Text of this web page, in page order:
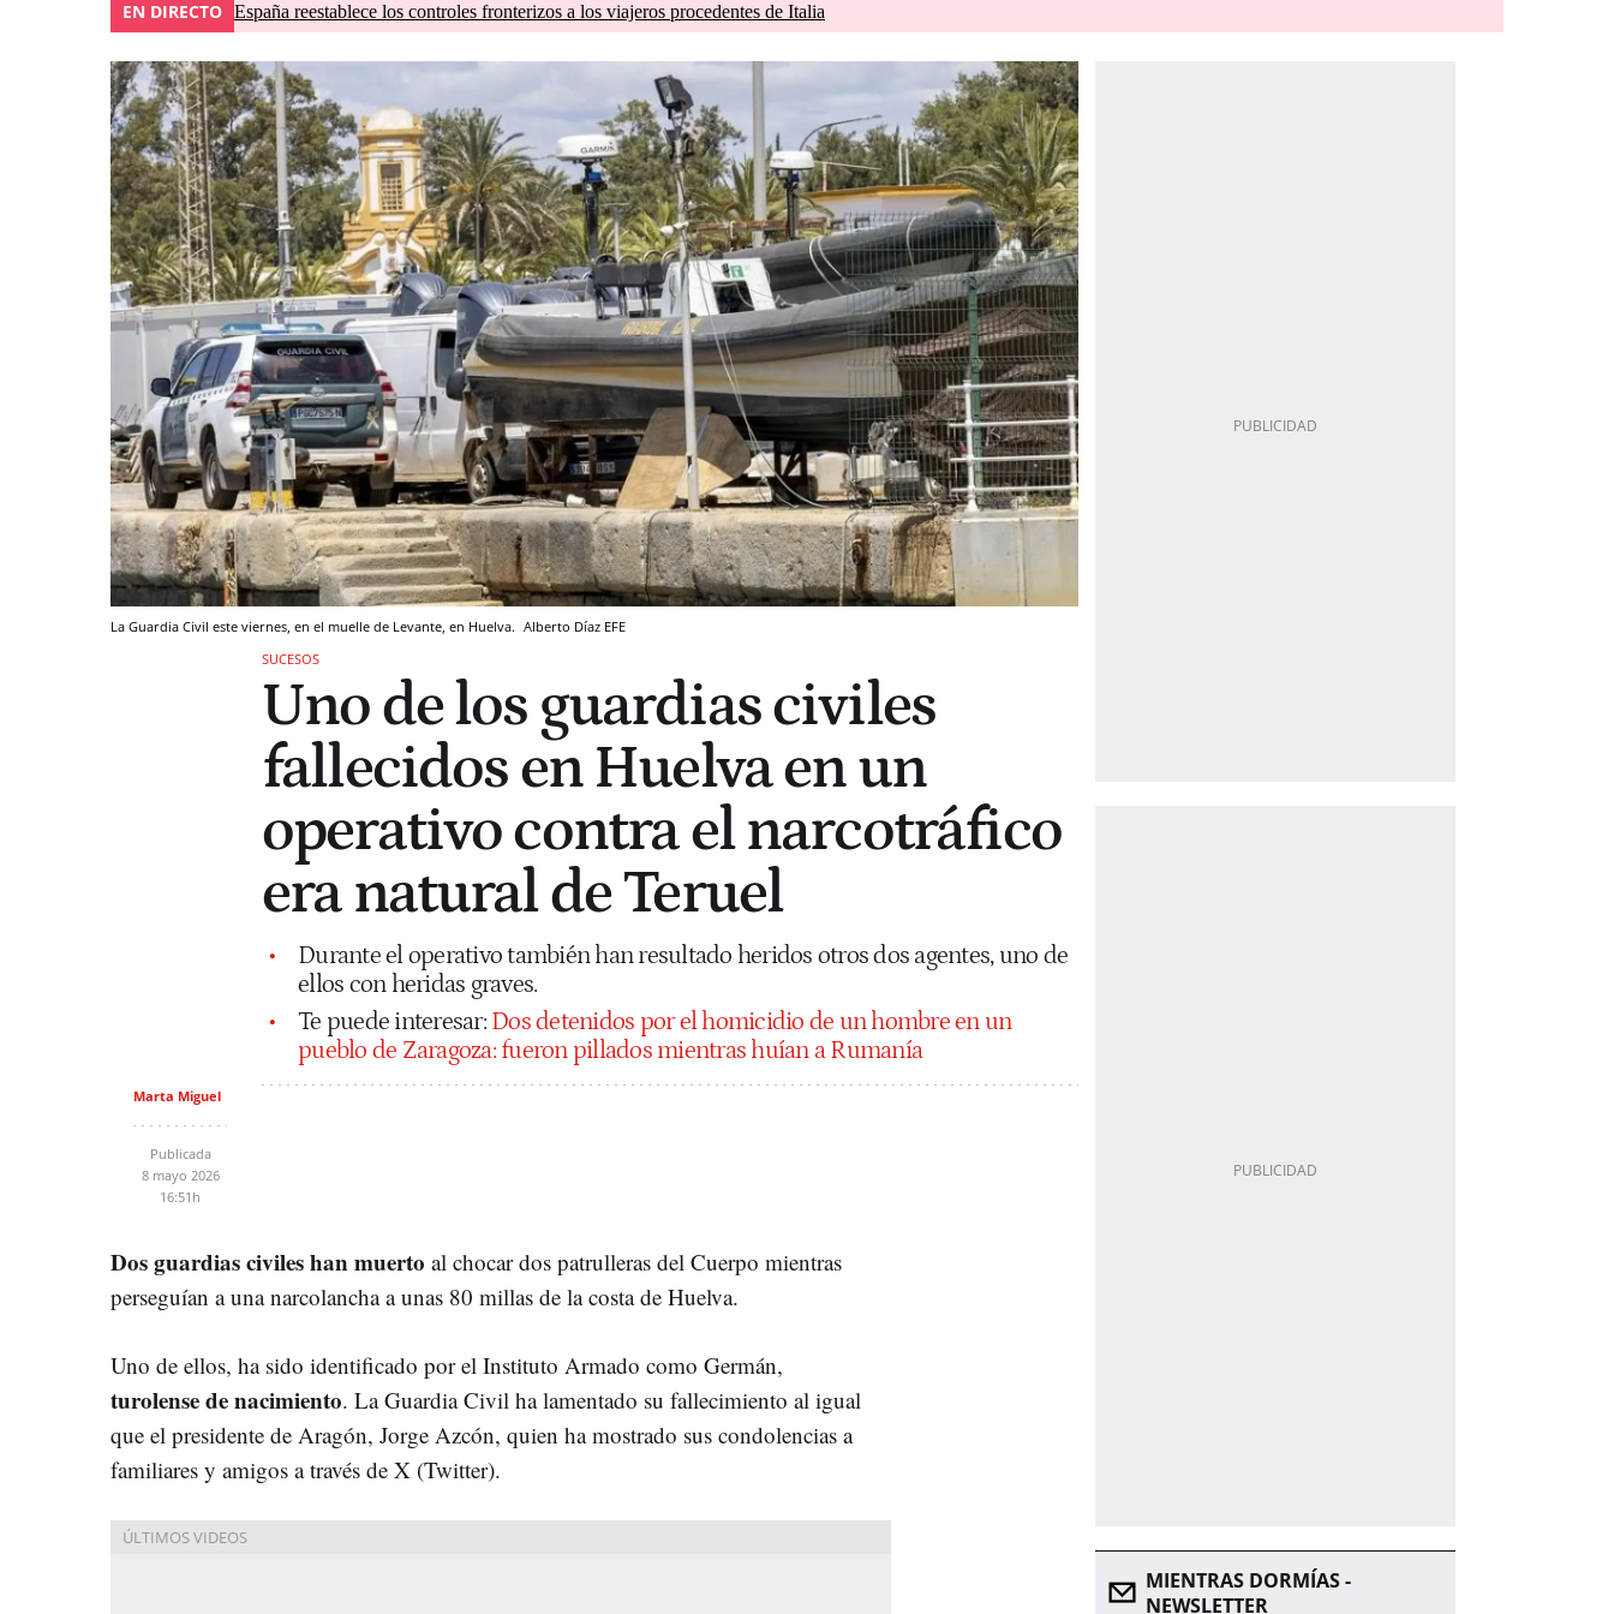
EN DIRECTO España reestablece los controles fronterizos a los viajeros procedentes de Italia
La Guardia Civil este viernes, en el muelle de Levante, en Huelva. Alberto Díaz EFE
SUCESOS
Uno de los guardias civiles
fallecidos en Huelva en un
operativo contra el narcotráfico
era natural de Teruel
Durante el operativo también han resultado heridos otros dos agentes, uno de
ellos con heridas graves.
Te puede interesar: Dos detenidos por el homicidio de un hombre en un
pueblo de Zaragoza: fueron pillados mientras huían a Rumanía
Marta Miguel
Publicada
8 mayo 2026
16:51h
Dos guardias civiles han muerto al chocar dos patrulleras del Cuerpo mientras
perseguían a una narcolancha a unas 80 millas de la costa de Huelva.
Uno de ellos, ha sido identificado por el Instituto Armado como Germán,
turolense de nacimiento. La Guardia Civil ha lamentado su fallecimiento al igual
que el presidente de Aragón, Jorge Azcón, quien ha mostrado sus condolencias a
familiares y amigos a través de X (Twitter).
MIENTRAS DORMÍAS -
NEWSLETTER